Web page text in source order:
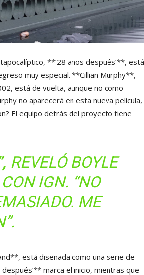
**’28 años después’**, está
muy especial. **Cillian Murphy**,
está de vuelta, aunque no como
no aparecerá en esta nueva película,
El equipo detrás del proyecto tiene
REVELÓ BOYLE
IGN. “NO
ME
está diseñada como una serie de
marca el inicio, mientras que